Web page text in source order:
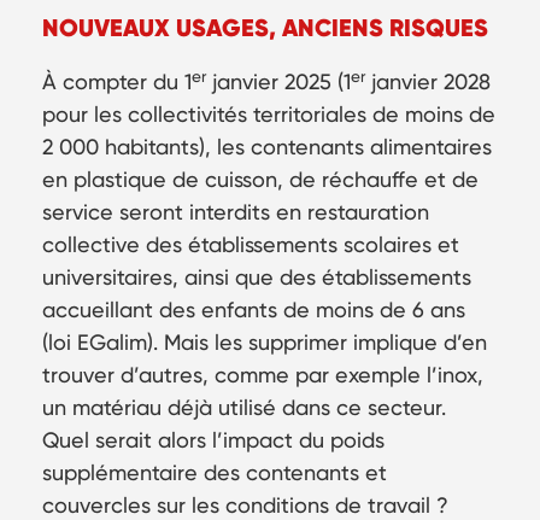
NOUVEAUX USAGES, ANCIENS RISQUES
À compter du 1erjanvier 2025 (1erjanvier 2028
pour les collectivités territoriales de moins de
2 000 habitants), les contenants alimentaires
en plastique de cuisson, de réchauffe et de
service seront interdits en restauration
collective des établissements scolaires et
universitaires, ainsi que des établissements
accueillant des enfants de moins de 6 ans
(loi EGalim). Mais les supprimer implique d’en
trouver d’autres, comme par exemple l’inox,
un matériau déjà utilisé dans ce secteur.
Quel serait alors l’impact du poids
supplémentaire des contenants et
couvercles sur les conditions de travail ?